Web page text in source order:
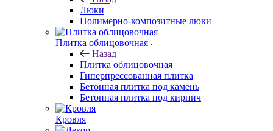
Люки
Полимерно-композитные люки
Плитка облицовочная
Назад
Плитка облицовочная
Гиперпрессованная плитка
Бетонная плитка под камень
Бетонная плитка под кирпич
Кровля